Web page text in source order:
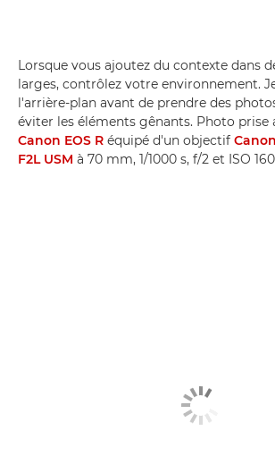
Lorsque vous ajoutez du contexte dans
larges, contrôlez votre environnement.
l'arrière-plan avant de prendre des
éviter les éléments gênants. Photo prise
Canon EOS R équipé d'un objectif
F2L USM à 70 mm, 1/1000 s, f/2 et ISO